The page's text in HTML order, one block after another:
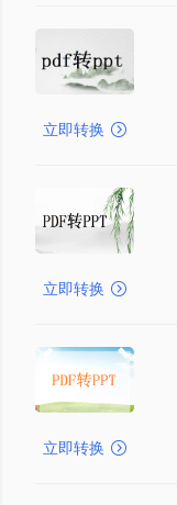
立即转换
立即转换
立即转换